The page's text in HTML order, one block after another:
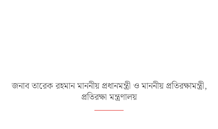
জনাব তারেক রহমান মাননীয় প্রধানমন্ত্রী ও মাননীয় প্রতিরক্ষামন্ত্রী,
প্রতিরক্ষা মন্ত্রণালয়